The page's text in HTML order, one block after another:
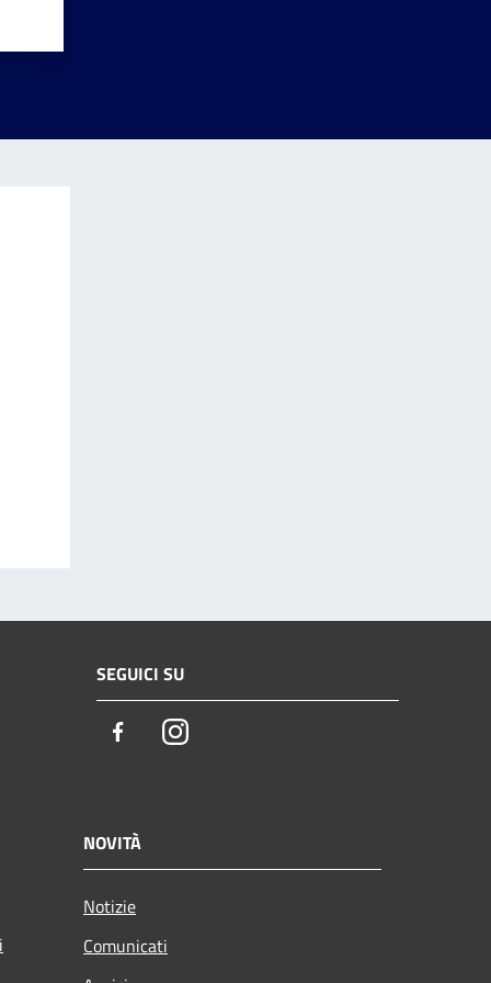
SEGUICI SU
FacebookInstagram
NOVITÀ
Notizie
Comunicati